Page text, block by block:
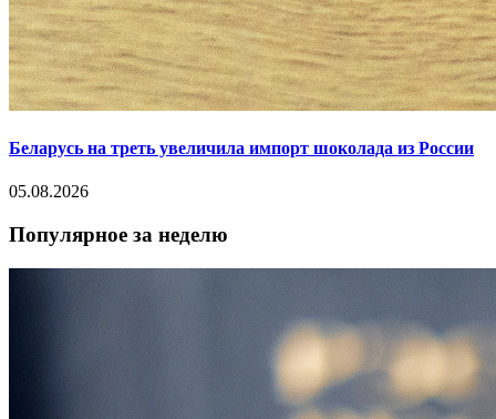
Беларусь на треть увеличила импорт шоколада из России
05.08.2026
Популярное за неделю